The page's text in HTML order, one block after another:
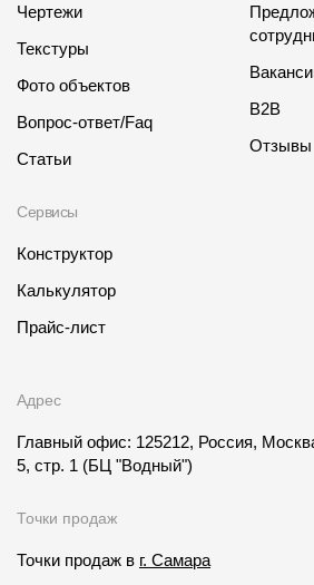
Чертежи
Текстуры
Фото объектов
Вопрос-ответ/Faq
Статьи
Сервисы
Конструктор
Калькулятор
Прайс-лист
B2B
Отзывы
Адрес
Главный офис: 125212, Россия,
5, стр. 1 (БЦ "Водный")
Точки продаж
Точки продаж в г. Самара